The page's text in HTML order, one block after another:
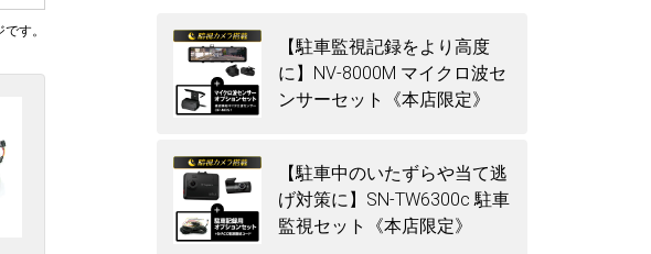
す。
【駐車監視記録をより高度
に】NV-8000M マイクロ波セ
ンサーセット《本店限定》
【駐車中のいたずらや当て逃
げ対策に】SN-TW6300c 駐車
監視セット《本店限定》